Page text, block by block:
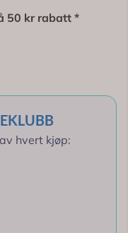
50 kr rabatt *
hvert kjøp: